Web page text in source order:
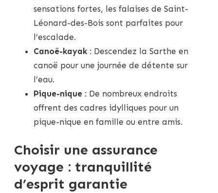
sensations fortes, les falaises de Saint-
Léonard-des-Bois sont parfaites pour
l’escalade.
Canoë-kayak : Descendez la Sarthe en
canoë pour une journée de détente sur
l’eau.
Pique-nique : De nombreux endroits
offrent des cadres idylliques pour un
pique-nique en famille ou entre amis.
Choisir une assurance
voyage : tranquillité
d’esprit garantie